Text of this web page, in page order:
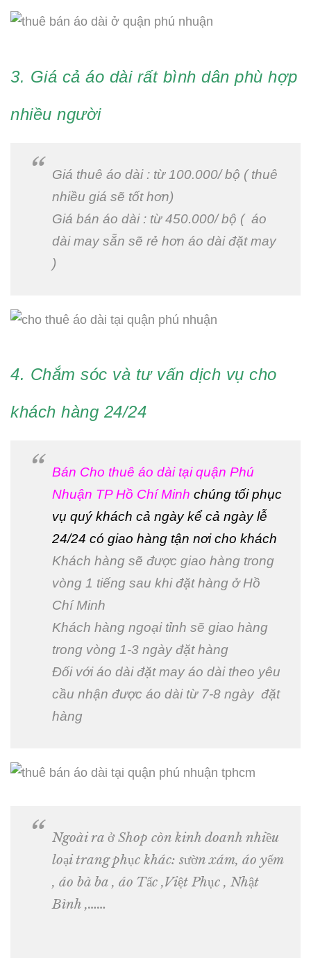
3. Giá cả áo dài rất bình dân phù hợp
nhiều người
Giá thuê áo dài : từ 100.000/ bộ ( thuê
nhiều giá sẽ tốt hơn)
Giá bán áo dài : từ 450.000/ bộ ( áo
dài may sẵn sẽ rẻ hơn áo dài đặt may
)
4. Chắm sóc và tư vấn dịch vụ cho
khách hàng 24/24
Bán Cho thuê áo dài tại quận Phú
Nhuận TP Hồ Chí Minh chúng tối phục
vụ quý khách cả ngày kể cả ngày lễ
24/24 có giao hàng tận nơi cho khách
Khách hàng sẽ được giao hàng trong
vòng 1 tiếng sau khi đặt hàng ở Hồ
Chí Minh
Khách hàng ngoại tỉnh sẽ giao hàng
trong vòng 1-3 ngày đặt hàng
Đối với áo dài đặt may áo dài theo yêu
cầu nhận được áo dài từ 7-8 ngày đặt
hàng
Ngoài ra ở Shop còn kinh doanh nhiều
loại trang phục khác: sườn xám, áo yếm
, áo bà ba , áo Tấc ,Việt Phục , Nhật
Bình ,……